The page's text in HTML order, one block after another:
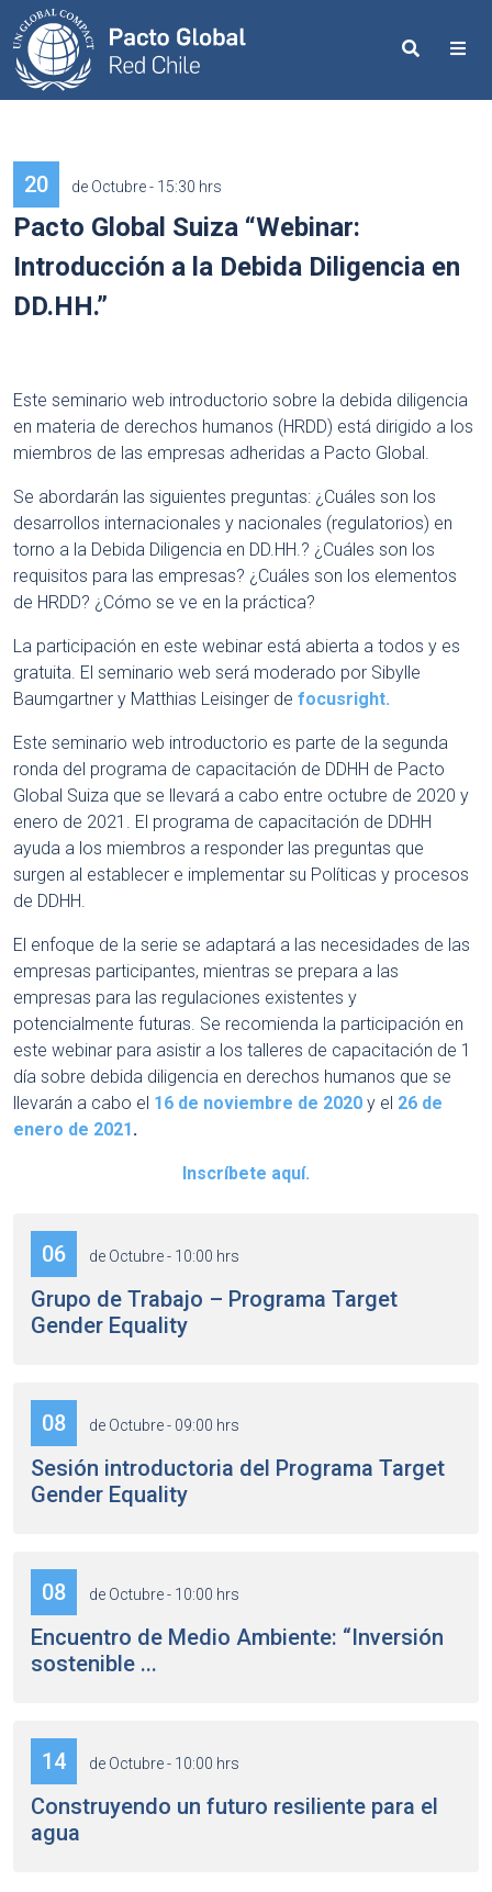
Search
20 de Octubre - 15:30 hrs
Pacto Global Suiza “Webinar:
Introducción a la Debida Diligencia en
DD.HH.”
Este seminario web introductorio sobre la debida diligencia
en materia de derechos humanos (HRDD) está dirigido a los
miembros de las empresas adheridas a Pacto Global.
Se abordarán las siguientes preguntas: ¿Cuáles son los
desarrollos internacionales y nacionales (regulatorios) en
torno a la Debida Diligencia en DD.HH.? ¿Cuáles son los
requisitos para las empresas? ¿Cuáles son los elementos
de HRDD? ¿Cómo se ve en la práctica?
La participación en este webinar está abierta a todos y es
gratuita. El seminario web será moderado por Sibylle
Baumgartner y Matthias Leisinger de focusright.
Este seminario web introductorio es parte de la segunda
ronda del programa de capacitación de DDHH de Pacto
Global Suiza que se llevará a cabo entre octubre de 2020 y
enero de 2021. El programa de capacitación de DDHH
ayuda a los miembros a responder las preguntas que
surgen al establecer e implementar su Políticas y procesos
de DDHH.
El enfoque de la serie se adaptará a las necesidades de las
empresas participantes, mientras se prepara a las
empresas para las regulaciones existentes y
potencialmente futuras. Se recomienda la participación en
este webinar para asistir a los talleres de capacitación de 1
día sobre debida diligencia en derechos humanos que se
llevarán a cabo el 16 de noviembre de 2020 y el 26 de
enero de 2021.
Inscríbete aquí.
06 de Octubre - 10:00 hrs
Grupo de Trabajo – Programa Target
Gender Equality
08 de Octubre - 09:00 hrs
Sesión introductoria del Programa Target
Gender Equality
08 de Octubre - 10:00 hrs
Encuentro de Medio Ambiente: “Inversión
sostenible ...
14 de Octubre - 10:00 hrs
Construyendo un futuro resiliente para el
agua